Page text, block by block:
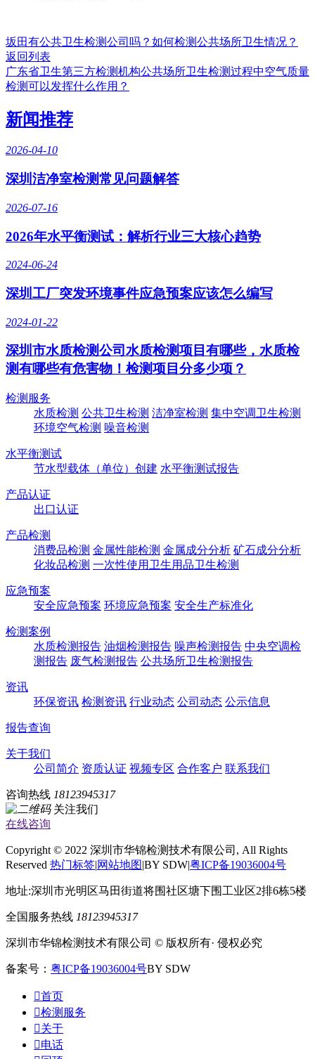
坂田有公共卫生检测公司吗？如何检测公共场所卫生情况？
返回列表
广东省卫生第三方检测机构公共场所卫生检测过程中空气质量
检测可以发挥什么作用？
新闻推荐
2026-04-10
深圳洁净室检测常见问题解答
2026-07-16
2026年水平衡测试：解析行业三大核心趋势
2024-06-24
深圳工厂突发环境事件应急预案应该怎么编写
2024-01-22
深圳市水质检测公司水质检测项目有哪些，水质检
测有哪些有危害物！检测项目分多少项？
检测服务
水质检测 公共卫生检测 洁净室检测 集中空调卫生检测
环境空气检测 噪音检测
水平衡测试
节水型载体（单位）创建 水平衡测试报告
产品认证
出口认证
产品检测
消费品检测 金属性能检测 金属成分分析 矿石成分分析
化妆品检测 一次性使用卫生用品卫生检测
应急预案
安全应急预案 环境应急预案 安全生产标准化
检测案例
水质检测报告 油烟检测报告 噪声检测报告 中央空调检
测报告 废气检测报告 公共场所卫生检测报告
资讯
环保资讯 检测资讯 行业动态 公司动态 公示信息
报告查询
关于我们
公司简介 资质认证 视频专区 合作客户 联系我们
咨询热线 18123945317
关注我们
在线咨询
Copyright © 2022 深圳市华锦检测技术有限公司, All Rights
Reserved 热门标签|网站地图|BY SDW|粤ICP备19036004号
地址:深圳市光明区马田街道将围社区塘下围工业区2排6栋5楼
全国服务热线 18123945317
深圳市华锦检测技术有限公司 © 版权所有· 侵权必究
备案号： 粤ICP备19036004号BY SDW
首页
检测服务
关于
电话